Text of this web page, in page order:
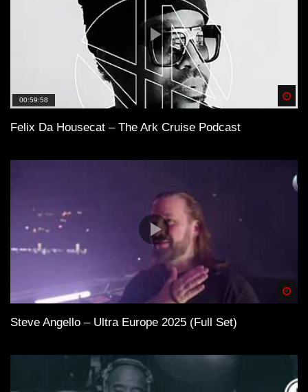
00:59:58
Felix Da Housecat – The Ark Cruise Podcast
Steve Angello – Ultra Europe 2025 (Full Set)